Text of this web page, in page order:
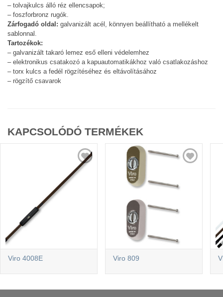
– tolvajkulcs álló réz ellencsapok;
– foszforbronz rugók.
Zárfogadó oldal: galvanizált acél, könnyen beállítható a mellékelt
sablonnal.
Tartozékok:
– galvanizált takaró lemez eső elleni védelemhez
– elektronikus csatakozó a kapuautomatikákhoz való csatlakozáshoz
– torx kulcs a fedél rögzítéséhez és eltávolításához
– rögzítő csavarok
KAPCSOLÓDÓ TERMÉKEK
Viro 4008E Viro 809